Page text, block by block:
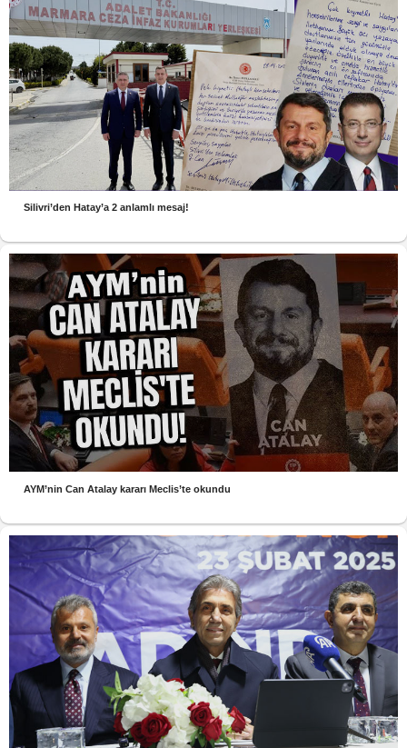
Silivri’den Hatay’a 2 anlamlı mesaj!
AYM’nin Can Atalay kararı Meclis’te okundu